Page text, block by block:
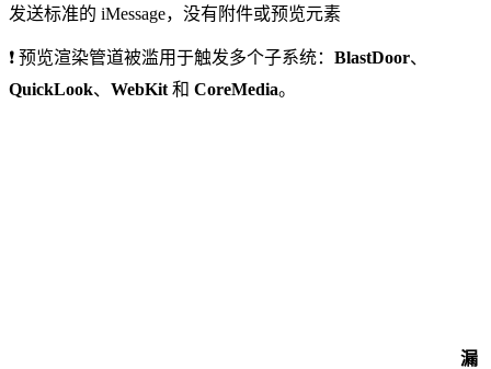
发送标准的 iMessage，没有附件或预览元素
❗ 预览渲染管道被滥用于触发多个子系统： BlastDoor、
QuickLook、 WebKit 和 CoreMedia。
漏